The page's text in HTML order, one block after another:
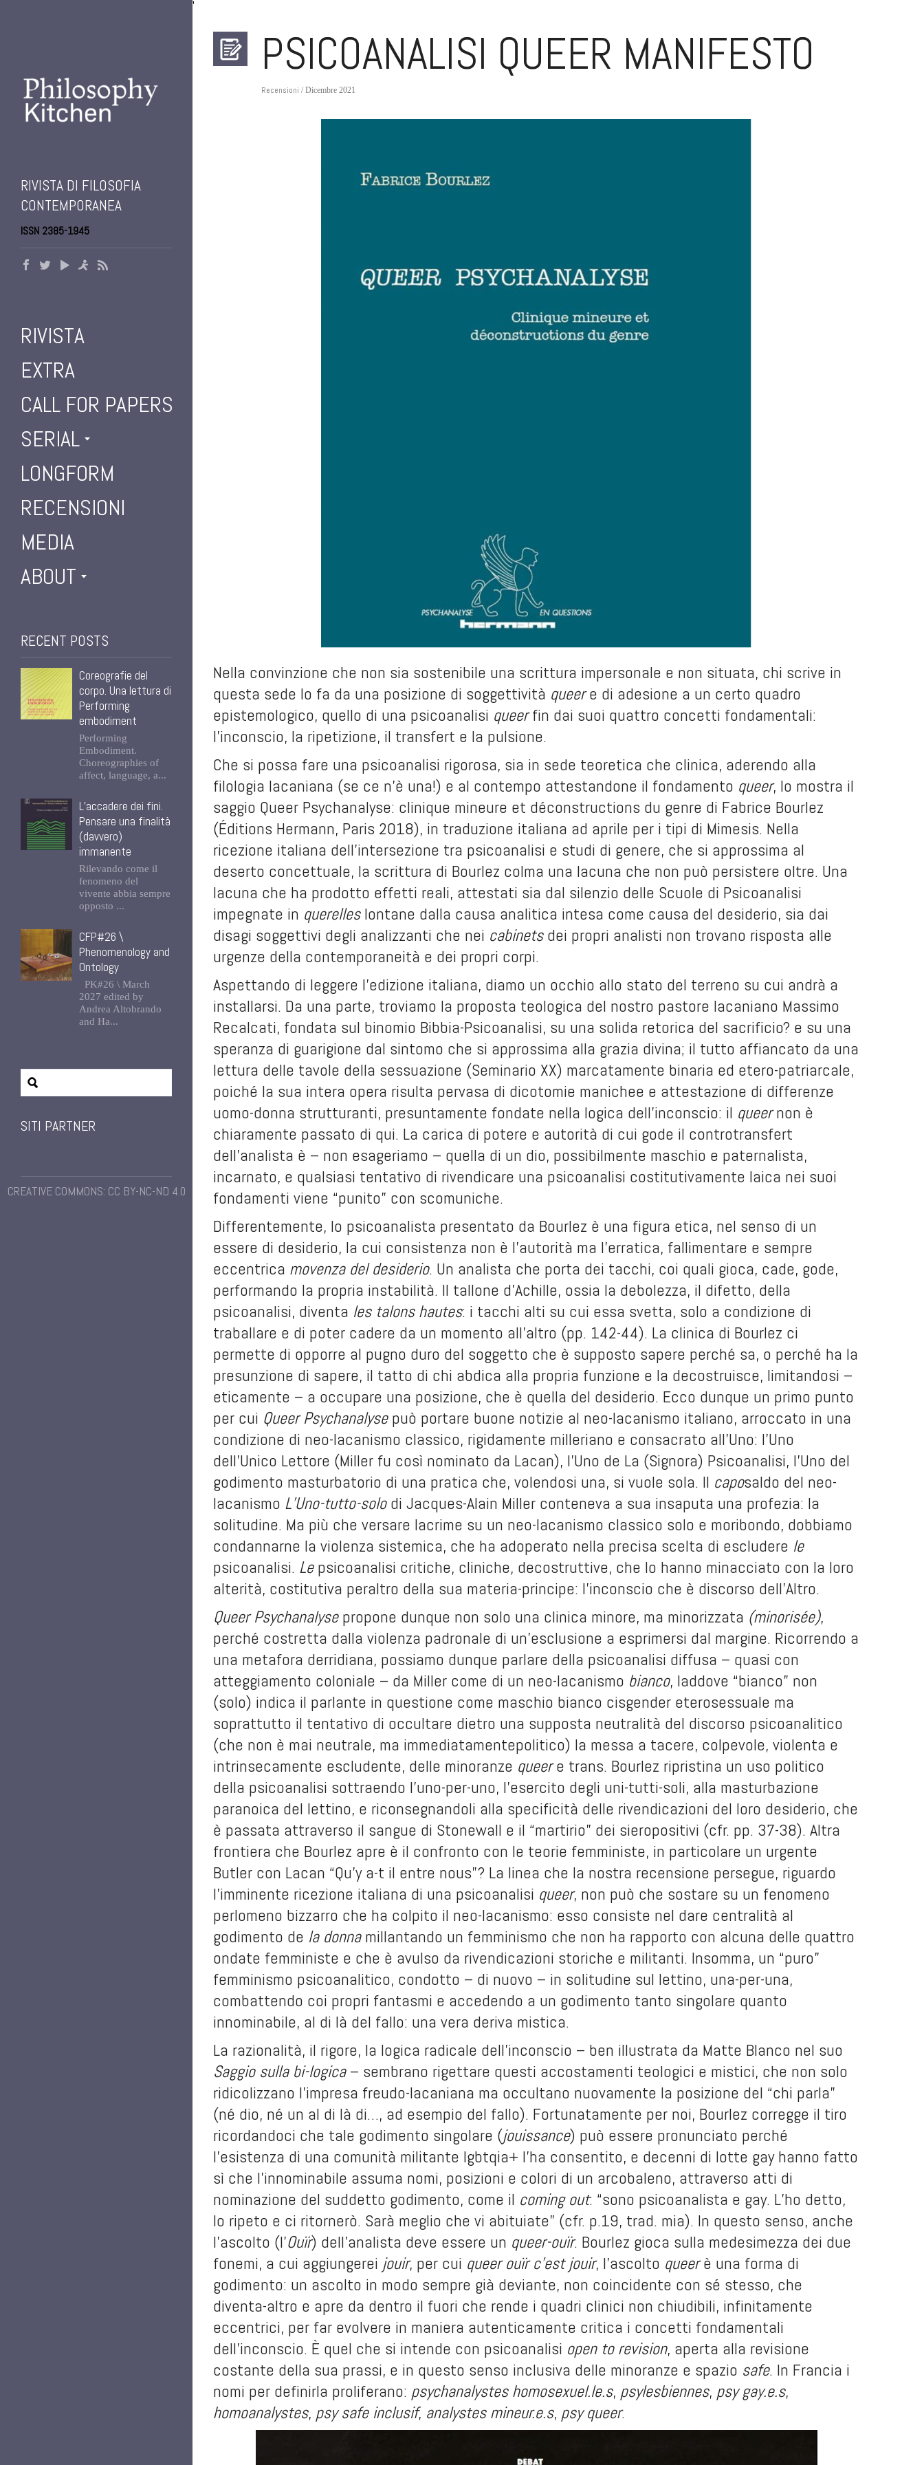
'
RIVISTA DI FILOSOFIA
CONTEMPORANEA
ISSN 2385-1945
RIVISTA
EXTRA
CALL FOR PAPERS
SERIAL
LONGFORM
RECENSIONI
MEDIA
ABOUT
RECENT POSTS
Coreografie del
corpo. Una lettura di
Performing
embodiment
Performing
Embodiment.
Choreographies of
affect, language, a...
L’accadere dei fini.
Pensare una finalità
(davvero)
immanente
Rilevando come il
fenomeno del
vivente abbia sempre
opposto ...
CFP#26 \
Phenomenology and
Ontology
PK#26 \ March
2027 edited by
Andrea Altobrando
and Ha...
SITI PARTNER
CREATIVE COMMONS: CC BY-NC-ND 4.0
PSICOANALISI QUEER MANIFESTO
Recensioni / Dicembre 2021
Nella convinzione che non sia sostenibile una scrittura impersonale e non situata, chi scrive in
questa sede lo fa da una posizione di soggettività queere di adesione a un certo quadro
epistemologico, quello di una psicoanalisi queerfin dai suoi quattro concetti fondamentali:
l'inconscio, la ripetizione, il transfert e la pulsione.
Che si possa fare una psicoanalisi rigorosa, sia in sede teoretica che clinica, aderendo alla
filologia lacaniana (se ce n’è una!) e al contempo attestandone il fondamento queer, lo mostra il
saggio Queer Psychanalyse: clinique mineure et déconstructions du genre di Fabrice Bourlez
(Éditions Hermann, Paris 2018), in traduzione italiana ad aprile per i tipi di Mimesis. Nella
ricezione italiana dell’intersezione tra psicoanalisi e studi di genere, che si approssima al
deserto concettuale, la scrittura di Bourlez colma una lacuna che non può persistere oltre. Una
lacuna che ha prodotto effetti reali, attestati sia dal silenzio delle Scuole di Psicoanalisi
impegnate in querelleslontane dalla causa analitica intesa come causa del desiderio, sia dai
disagi soggettivi degli analizzanti che nei cabinetsdei propri analisti non trovano risposta alle
urgenze della contemporaneità e dei propri corpi.
Aspettando di leggere l’edizione italiana, diamo un occhio allo stato del terreno su cui andrà a
installarsi. Da una parte, troviamo la proposta teologica del nostro pastore lacaniano Massimo
Recalcati, fondata sul binomio Bibbia-Psicoanalisi, su una solida retorica del sacrificio? e su una
speranza di guarigione dal sintomo che si approssima alla grazia divina; il tutto affiancato da una
lettura delle tavole della sessuazione (Seminario XX) marcatamente binaria ed etero-patriarcale,
poiché la sua intera opera risulta pervasa di dicotomie manichee e attestazione di differenze
uomo-donna strutturanti, presuntamente fondate nella logica dell’inconscio: il queernon è
chiaramente passato di qui. La carica di potere e autorità di cui gode il controtransfert
dell’analista è – non esageriamo – quella di un dio, possibilmente maschio e paternalista,
incarnato, e qualsiasi tentativo di rivendicare una psicoanalisi costitutivamente laica nei suoi
fondamenti viene “punito” con scomuniche.
Differentemente, lo psicoanalista presentato da Bourlez è una figura etica, nel senso di un
essere di desiderio, la cui consistenza non è l’autorità ma l’erratica, fallimentare e sempre
eccentrica movenza del desiderio. Un analista che porta dei tacchi, coi quali gioca, cade, gode,
performando la propria instabilità. Il tallone d’Achille, ossia la debolezza, il difetto, della
psicoanalisi, diventa les talons hautes: i tacchi alti su cui essa svetta, solo a condizione di
traballare e di poter cadere da un momento all’altro (pp. 142-44). La clinica di Bourlez ci
permette di opporre al pugno duro del soggetto che è supposto sapere perché sa, o perché ha la
presunzione di sapere, il tatto di chi abdica alla propria funzione e la decostruisce, limitandosi –
eticamente – a occupare una posizione, che è quella del desiderio. Ecco dunque un primo punto
per cui Queer Psychanalysepuò portare buone notizie al neo-lacanismo italiano, arroccato in una
condizione di neo-lacanismo classico, rigidamente milleriano e consacrato all’Uno: l’Uno
dell’Unico Lettore (Miller fu così nominato da Lacan), l’Uno de La (Signora) Psicoanalisi, l’Uno del
godimento masturbatorio di una pratica che, volendosi una, si vuole sola. Il caposaldo del neo-
lacanismo L’Uno-tutto-solodi Jacques-Alain Miller conteneva a sua insaputa una profezia: la
solitudine. Ma più che versare lacrime su un neo-lacanismo classico solo e moribondo, dobbiamo
condannarne la violenza sistemica, che ha adoperato nella precisa scelta di escludere le
psicoanalisi. Lepsicoanalisi critiche, cliniche, decostruttive, che lo hanno minacciato con la loro
alterità, costitutiva peraltro della sua materia-principe: l’inconscio che è discorso dell’Altro.
Queer Psychanalysepropone dunque non solo una clinica minore, ma minorizzata (minorisée),
perché costretta dalla violenza padronale di un’esclusione a esprimersi dal margine. Ricorrendo a
una metafora derridiana, possiamo dunque parlare della psicoanalisi diffusa – quasi con
atteggiamento coloniale – da Miller come di un neo-lacanismo bianco, laddove “bianco” non
(solo) indica il parlante in questione come maschio bianco cisgender eterosessuale ma
soprattutto il tentativo di occultare dietro una supposta neutralità del discorso psicoanalitico
(che non è mai neutrale, ma immediatamentepolitico) la messa a tacere, colpevole, violenta e
intrinsecamente escludente, delle minoranze queere trans. Bourlez ripristina un uso politico
della psicoanalisi sottraendo l’uno-per-uno, l’esercito degli uni-tutti-soli, alla masturbazione
paranoica del lettino, e riconsegnandoli alla specificità delle rivendicazioni del loro desiderio, che
è passata attraverso il sangue di Stonewall e il “martirio” dei sieropositivi (cfr. pp. 37-38). Altra
frontiera che Bourlez apre è il confronto con le teorie femministe, in particolare un urgente
Butler con Lacan “Qu’y a-t il entre nous”? La linea che la nostra recensione persegue, riguardo
l’imminente ricezione italiana di una psicoanalisi queer, non può che sostare su un fenomeno
perlomeno bizzarro che ha colpito il neo-lacanismo: esso consiste nel dare centralità al
godimento de la donnamillantando un femminismo che non ha rapporto con alcuna delle quattro
ondate femministe e che è avulso da rivendicazioni storiche e militanti. Insomma, un “puro”
femminismo psicoanalitico, condotto – di nuovo – in solitudine sul lettino, una-per-una,
combattendo coi propri fantasmi e accedendo a un godimento tanto singolare quanto
innominabile, al di là del fallo: una vera deriva mistica.
La razionalità, il rigore, la logica radicale dell’inconscio – ben illustrata da Matte Blanco nel suo
Saggio sulla bi-logica– sembrano rigettare questi accostamenti teologici e mistici, che non solo
ridicolizzano l’impresa freudo-lacaniana ma occultano nuovamente la posizione del “chi parla”
(né dio, né un al di là di…, ad esempio del fallo). Fortunatamente per noi, Bourlez corregge il tiro
ricordandoci che tale godimento singolare (jouissance) può essere pronunciato perché
l’esistenza di una comunità militante lgbtqia+ l’ha consentito, e decenni di lotte gay hanno fatto
sì che l’innominabile assuma nomi, posizioni e colori di un arcobaleno, attraverso atti di
nominazione del suddetto godimento, come il coming out: “sono psicoanalista e gay. L’ho detto,
lo ripeto e ci ritornerò. Sarà meglio che vi abituiate” (cfr. p.19, trad. mia). In questo senso, anche
l’ascolto (l’Ouïr) dell’analista deve essere un queer-ouïr. Bourlez gioca sulla medesimezza dei due
fonemi, a cui aggiungerei jouir, per cui queer ouïr c’est jouir, l’ascolto queerè una forma di
godimento: un ascolto in modo sempre già deviante, non coincidente con sé stesso, che
diventa-altro e apre da dentro il fuori che rende i quadri clinici non chiudibili, infinitamente
eccentrici, per far evolvere in maniera autenticamente critica i concetti fondamentali
dell’inconscio. È quel che si intende con psicoanalisi open to revision, aperta alla revisione
costante della sua prassi, e in questo senso inclusiva delle minoranze e spazio safe. In Francia i
nomi per definirla proliferano: psychanalystes homosexuel.le.s, psylesbiennes, psy gay.e.s,
homoanalystes, psy safe inclusif, analystes mineur.e.s, psy queer.